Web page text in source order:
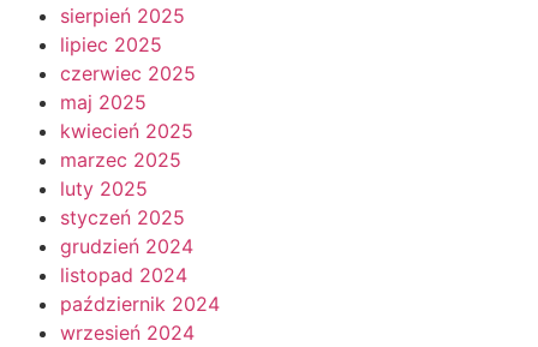
sierpień 2025
lipiec 2025
czerwiec 2025
maj 2025
kwiecień 2025
marzec 2025
luty 2025
styczeń 2025
grudzień 2024
listopad 2024
październik 2024
wrzesień 2024